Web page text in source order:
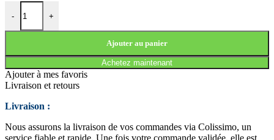
-
quantité de JOINT TORIQUE 200x4 NBR70
+
Ajouter au panier
Achetez maintenant
Ajouter à mes favoris
Livraison et retours
Livraison :
Nous assurons la livraison de vos commandes via Colissimo, un